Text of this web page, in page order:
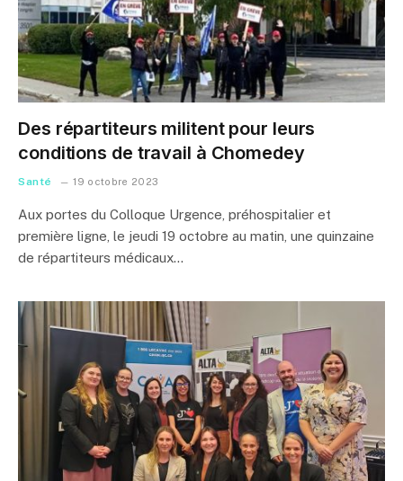
Des répartiteurs militent pour leurs
conditions de travail à Chomedey
Santé 19 octobre 2023
Aux portes du Colloque Urgence, préhospitalier et
première ligne, le jeudi 19 octobre au matin, une quinzaine
de répartiteurs médicaux…